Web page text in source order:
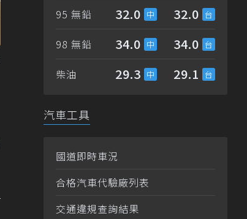
95 無鉛 32.0 32.0
98 無鉛 34.0 34.0
柴油 29.3 29.1
汽車工具
國道即時車況
合格汽車代驗廠列表
交通違規查詢結果